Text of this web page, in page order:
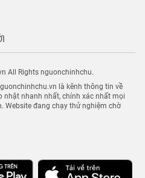
All Rights nguonchinhchu.
là kênh thông tin về
nhật nhanh nhất, chính xác nhất mọi
Website đang chạy thử nghiệm chờ